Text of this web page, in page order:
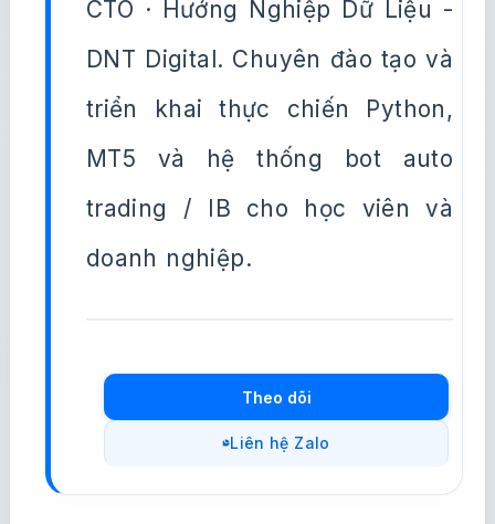
CTO · Hướng Nghiệp Dữ Liệu -
DNT Digital. Chuyên đào tạo và
triển khai thực chiến Python,
MT5 và hệ thống bot auto
trading / IB cho học viên và
doanh nghiệp.
Theo dõi
Liên hệ Zalo